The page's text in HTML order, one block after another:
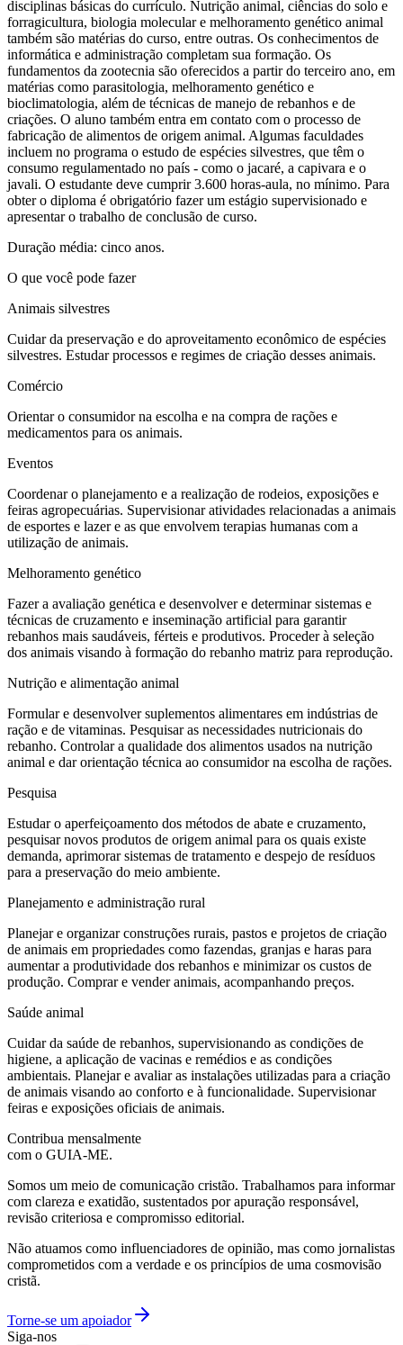
disciplinas básicas do currículo. Nutrição animal, ciências do solo e
forragicultura, biologia molecular e melhoramento genético animal
também são matérias do curso, entre outras. Os conhecimentos de
informática e administração completam sua formação. Os
fundamentos da zootecnia são oferecidos a partir do terceiro ano, em
matérias como parasitologia, melhoramento genético e
bioclimatologia, além de técnicas de manejo de rebanhos e de
criações. O aluno também entra em contato com o processo de
fabricação de alimentos de origem animal. Algumas faculdades
incluem no programa o estudo de espécies silvestres, que têm o
consumo regulamentado no país - como o jacaré, a capivara e o
javali. O estudante deve cumprir 3.600 horas-aula, no mínimo. Para
obter o diploma é obrigatório fazer um estágio supervisionado e
apresentar o trabalho de conclusão de curso.
Duração média: cinco anos.
O que você pode fazer
Animais silvestres
Cuidar da preservação e do aproveitamento econômico de espécies
silvestres. Estudar processos e regimes de criação desses animais.
Comércio
Orientar o consumidor na escolha e na compra de rações e
medicamentos para os animais.
Eventos
Coordenar o planejamento e a realização de rodeios, exposições e
feiras agropecuárias. Supervisionar atividades relacionadas a animais
de esportes e lazer e as que envolvem terapias humanas com a
utilização de animais.
Melhoramento genético
Fazer a avaliação genética e desenvolver e determinar sistemas e
técnicas de cruzamento e inseminação artificial para garantir
rebanhos mais saudáveis, férteis e produtivos. Proceder à seleção
dos animais visando à formação do rebanho matriz para reprodução.
Nutrição e alimentação animal
Formular e desenvolver suplementos alimentares em indústrias de
ração e de vitaminas. Pesquisar as necessidades nutricionais do
rebanho. Controlar a qualidade dos alimentos usados na nutrição
animal e dar orientação técnica ao consumidor na escolha de rações.
Pesquisa
Estudar o aperfeiçoamento dos métodos de abate e cruzamento,
pesquisar novos produtos de origem animal para os quais existe
demanda, aprimorar sistemas de tratamento e despejo de resíduos
para a preservação do meio ambiente.
Planejamento e administração rural
Planejar e organizar construções rurais, pastos e projetos de criação
de animais em propriedades como fazendas, granjas e haras para
aumentar a produtividade dos rebanhos e minimizar os custos de
produção. Comprar e vender animais, acompanhando preços.
Saúde animal
Cuidar da saúde de rebanhos, supervisionando as condições de
higiene, a aplicação de vacinas e remédios e as condições
ambientais. Planejar e avaliar as instalações utilizadas para a criação
de animais visando ao conforto e à funcionalidade. Supervisionar
feiras e exposições oficiais de animais.
Contribua mensalmente
com o GUIA-ME.
Somos um meio de comunicação cristão. Trabalhamos para informar
com clareza e exatidão, sustentados por apuração responsável,
revisão criteriosa e compromisso editorial.
Não atuamos como influenciadores de opinião, mas como jornalistas
comprometidos com a verdade e os princípios de uma cosmovisão
cristã.
Torne-se um apoiador
Siga-nos